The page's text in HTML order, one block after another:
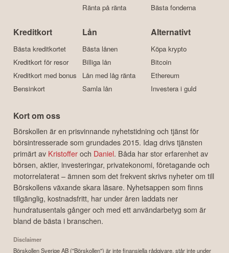
Ränta på ränta
Bästa fonderna
Kreditkort
Bästa kreditkortet
Kreditkort för resor
Kreditkort med bonus
Bensinkort
Lån
Bästa lånen
Billiga lån
Lån med låg ränta
Samla lån
Alternativt
Köpa krypto
Bitcoin
Ethereum
Investera i guld
Kort om oss
Börskollen är en prisvinnande nyhetstidning och tjänst för
börsintresserade som grundades 2015. Idag drivs tjänsten
primärt av Kristofferoch Daniel. Båda har stor erfarenhet av
börsen, aktier, investeringar, privatekonomi, företagande och
motorrelaterat – ämnen som det frekvent skrivs nyheter om till
Börskollens växande skara läsare. Nyhetsappen som finns
tillgänglig, kostnadsfritt, har under åren laddats ner
hundratusentals gånger och med ett användarbetyg som är
bland de bästa i branschen.
Disclaimer
Börskollen Sverige AB ("Börskollen") är inte finansiella rådgivare, står inte under